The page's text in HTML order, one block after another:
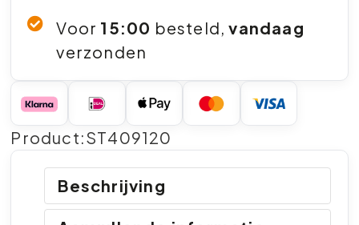
Voor 15:00 besteld,vandaag
verzonden
Product:ST409120
Beschrijving